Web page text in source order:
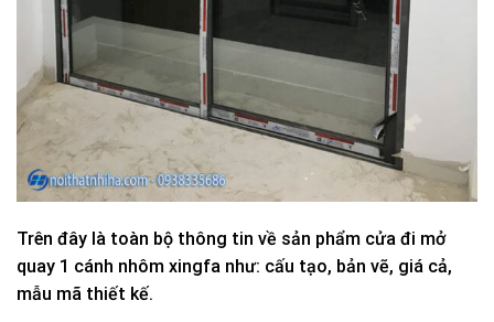
Trên đây là toàn bộ thông tin về sản phẩm cửa đi mở
quay 1 cánh nhôm xingfa như: cấu tạo, bản vẽ, giá cả,
mẫu mã thiết kế.